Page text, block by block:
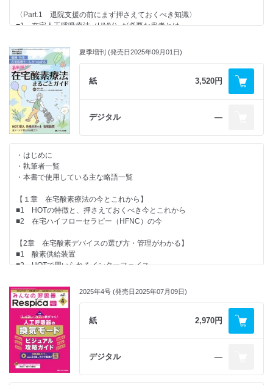
呼吸に関わる看護師特定行為 リアルなレポート
エコーを活用した救急における特定看護師の活動
一歩先行く 呼吸リハの最前線
PICS予防の最前線 ～前編～
PICSはいつ、何を用いて評価すべきか
一宮西病院／福井大学 野々山忠芳
●HOT TOPICS
再流行に備えておさらい！ COVID-19治療薬
自治医科大学 宮道亮輔
・次号予告
アズワン訪問看護ステーション 井上ゆかり
■非がん性呼吸器疾患に対する緩和ケアの特徴と課題
■アドバンス・ケア・プランニング（ACP）の現状と課題
～事例を通して～
国立病院機構大阪医療センター 前倉俊也
■呼吸療法における臨床倫理
北播磨総合医療センター 春名寛香
■呼吸療法におけるタスク・シフト／シェア
～看護師が担う役割とは～
社会福祉法人恩賜財団済生会支部 済生会福岡総合病院 三山麻弓
■AIを活用した挿管困難予測
～臨床応用への展望と看護実践における可能性～
山形大学 早坂達哉
東北大学 園部真也
〈Part.4 災害・パンデミック〉
～自施設の経験を振り返って～
宝塚市保健福祉サービス公社／
慢性呼吸器疾患看護認定看護師として、今思うこと
珠洲市総合病院 澤村めぐみ
【連載】
●Respica People
「見ることと観察することとは違うんだよ」
国立健康危機管理研究機構 国立国際医療センター 西村直樹
●気になる動向をのぞき見！ 先取り！
呼吸に関わる看護師特定行為 リアルなレポート
〈Part.1 退院支援の前にまず押さえておくべき知識〉
■1 在宅人工呼吸療法（HMV）が必要な患者とは
■2 チームで連携して退院支援を進めるために
大阪はびきの医療センター 平田聡子
〈Part.2 ケーススタディ！症例別・退院支援のリアル〉
■1 在宅でNPPV管理を必要とする患者の退院支援の実際
国立病院機構 南京都病院 西田憲二
■2 在宅でHFNC管理を必要とする患者の退院支援の実際
高槻赤十字病院 今戸美奈子
■3 在宅でTPPV管理を必要とする患者の退院支援の実際
国立病院機構 医王病院 吉田 幸
■4 在宅でTPPV管理を必要とする小児患者の退院支援の実際
滋賀県立総合病院 上田博臣
援Q＆A〉
■Q1 在宅用と院内用の人工呼吸器は何が違う？
兵庫医科大学病院 木村政義
国立病院機構 岩手病院 及川秋沙
■Q3 在宅で機器トラブルを防ぐために日頃から気をつけるポイントは？
神戸市立医療センター中央市民病院／呼吸ケア研究会WARC 石橋一馬
マリオス小林内科クリニック 中田隆文
■Q5 退院支援では感染予防についてどのようなことを指導すべき？
大垣市民病院 伊藤 航
■Q6 在宅人工呼吸患者が退院後、緊急入院となる原因は何がある？
住谷充弘
■Q7 退院後、介護者に注意して見てほしい症状やポイントはある？
住谷充弘
■Q8 家族や介護者の負担が重くならないようにするポイントは？
夏季増刊 (発売日2025年09月01日)
紙 3,520円
デジタル ―
・はじめに
・執筆者一覧
・本書で使用している主な略語一覧
【１章 在宅酸素療法の今とこれから】
■1 HOTの特徴と、押さえておくべき今とこれから
■2 在宅ハイフローセラピー（HFNC）の今
【2章 在宅酸素デバイスの選び方・管理がわかる】
■1 酸素供給装置
■2 HOTで用いられるインターフェイス
■4 酸素流量調整
■5 HOTの在宅管理 ～NPPV/HFNCとの比較・併用～
【3章 HOT患者の在宅療養がわかる（導入／外来／訪問）】
■1 HOT導入の進め方
■2 日常生活動作（ADL）の評価・指導と環境面の工夫
■3 禁煙サポートと栄養指導
■4 感染予防と身体活動性の維持・向上
■5 退院調整
2025年4号 (発売日2025年07月09日)
紙 2,970円
デジタル ―